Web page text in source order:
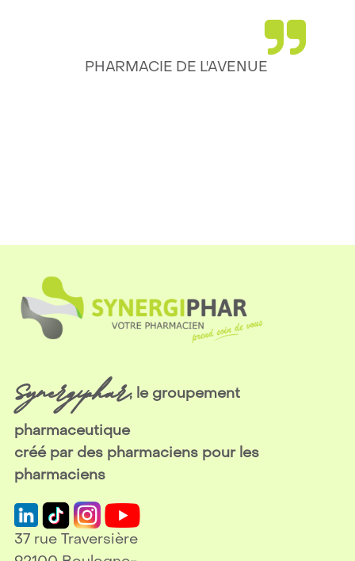
PHARMACIE DE L'AVENUE
Synergiphar, le groupement
pharmaceutique
créé par des pharmaciens pour les
pharmaciens
37 rue Traversière